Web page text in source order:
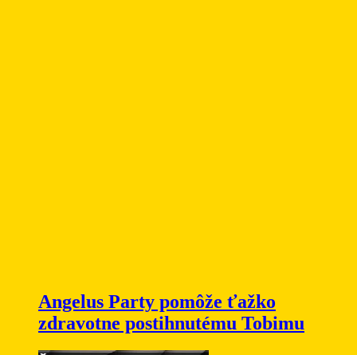
Angelus Party pomôže ťažko
zdravotne postihnutému Tobimu